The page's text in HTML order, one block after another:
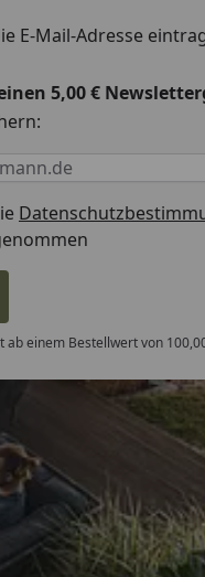
E-Mail-Adresse
5,00 €
erforderlich
ab einem Bestellwert von
Trusted Shops
4,81/ 5